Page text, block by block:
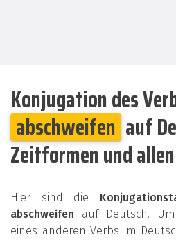
Konjugation des
abschweifen auf
Zeitformen und
Hier sind die
abschweifen auf Deutsch.
eines anderen Verbs im